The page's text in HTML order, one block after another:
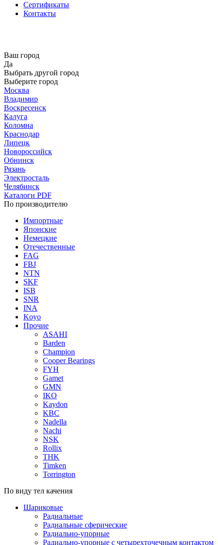
Сертификаты
Контакты
Ваш город
Да
Выбрать другой город
Выберите город
Москва
Владимир
Воскресенск
Калуга
Коломна
Краснодар
Липецк
Новороссийск
Обнинск
Рязань
Электросталь
Челябинск
Каталоги PDF
По производителю
Импортные
Японские
Немецкие
Отечественные
FAG
FBJ
NTN
SKF
ISB
SNR
INA
Koyo
Прочие
ASAHI
Barden
Champion
Cooper Bearings
FYH
Gamet
GMN
IKO
Kaydon
KBC
Nadella
Nachi
NSK
Rollix
THK
Timken
Torrington
По виду тел качения
Шариковые
Радиальные
Радиальные сферические
Радиально-упорные
Радиально-упорные с четырехточечным контактом